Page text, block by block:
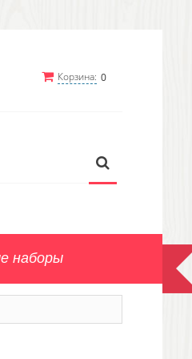
Корзина: 0
наборы